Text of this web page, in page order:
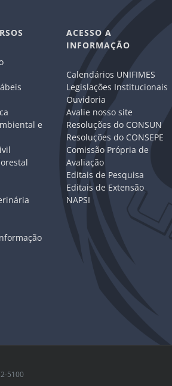
e
ACESSO A
INFORMAÇÃO
Calendários UNIFIMES
Legislações Institucionais
Ouvidoria
Avalie nosso site
Resoluções do CONSUN
Resoluções do CONSEPE
Comissão Própria de
Avaliação
Editais de Pesquisa
Editais de Extensão
NAPSI
5100